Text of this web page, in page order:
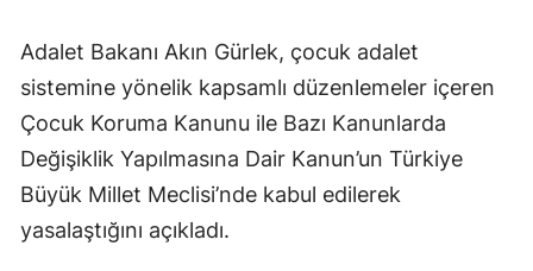
Adalet Bakanı Akın Gürlek, çocuk adalet
sistemine yönelik kapsamlı düzenlemeler içeren
Çocuk Koruma Kanunu ile Bazı Kanunlarda
Değişiklik Yapılmasına Dair Kanun’un Türkiye
Büyük Millet Meclisi’nde kabul edilerek
yasalaştığını açıkladı.